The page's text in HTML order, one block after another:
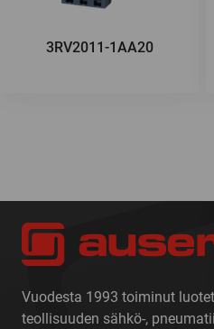
3RV2011-1AA20
Vuodesta 1993 toiminut
teollisuuden sähkö-,